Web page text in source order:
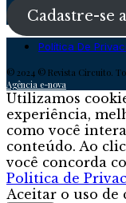
Cadastre-se
Política De
© 2024 © Revista Circuito.
Agência e-nova
Utilizamos
experiência,
como você
conteúdo. Ao
você concorda
Politica de
Aceitar o uso de